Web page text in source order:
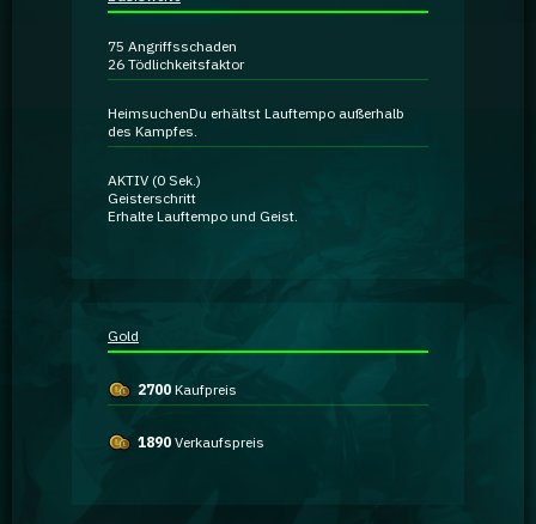
75 Angriffsschaden
26 Tödlichkeitsfaktor
HeimsuchenDu erhältst Lauftempo außerhalb
des Kampfes.
AKTIV (0 Sek.)
Geisterschritt
Erhalte Lauftempo und Geist.
Gold
2700 Kaufpreis
1890 Verkaufspreis